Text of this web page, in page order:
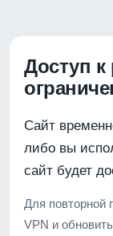
Доступ к
Сайт
либо вы
сайт будет
Для повторной
VPN и